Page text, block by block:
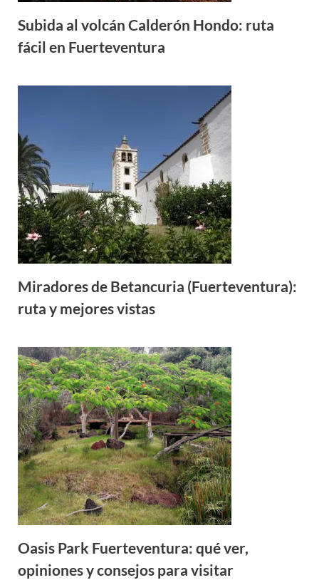
Subida al volcán Calderón Hondo: ruta
fácil en Fuerteventura
Miradores de Betancuria (Fuerteventura):
ruta y mejores vistas
Oasis Park Fuerteventura: qué ver,
opiniones y consejos para visitar